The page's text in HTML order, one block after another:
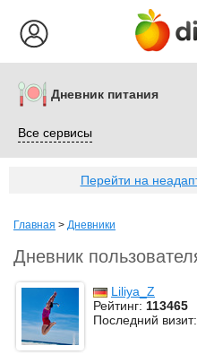
Дневник питания
Все сервисы
Перейти на
Главная > Дневники
Дневник
Liliya_Z
Рейтинг: 113465
Последний визит: